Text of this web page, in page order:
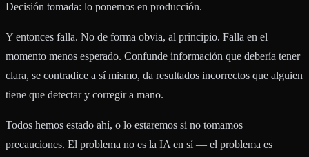
Decisión tomada: lo ponemos en producción.
Y entonces falla. No de forma obvia, al principio. Falla en el
momento menos esperado. Confunde información que debería tener
clara, se contradice a sí mismo, da resultados incorrectos que alguien
tiene que detectar y corregir a mano.
Todos hemos estado ahí, o lo estaremos si no tomamos
precauciones. El problema no es la IA en sí — el problema es